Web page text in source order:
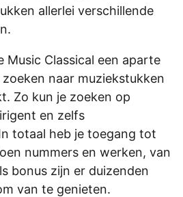
allerlei verschillende
Music Classical een aparte
naar muziekstukken
Zo kun je zoeken op
en zelfs
totaal heb je toegang tot
nummers en werken, van
bonus zijn er duizenden
van te genieten.